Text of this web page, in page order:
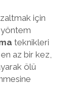
için
teknikleri
az bir kez,
ölü